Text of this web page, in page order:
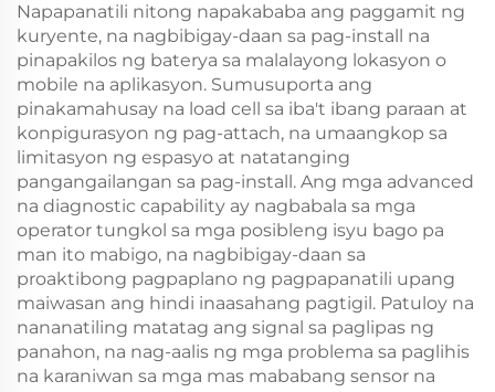
Napapanatili nitong napakababa ang paggamit ng
kuryente, na nagbibigay-daan sa pag-install na
pinapakilos ng baterya sa malalayong lokasyon o
mobile na aplikasyon. Sumusuporta ang
pinakamahusay na load cell sa iba't ibang paraan at
konpigurasyon ng pag-attach, na umaangkop sa
limitasyon ng espasyo at natatanging
pangangailangan sa pag-install. Ang mga advanced
na diagnostic capability ay nagbabala sa mga
operator tungkol sa mga posibleng isyu bago pa
man ito mabigo, na nagbibigay-daan sa
proaktibong pagpaplano ng pagpapanatili upang
maiwasan ang hindi inaasahang pagtigil. Patuloy na
nananatiling matatag ang signal sa paglipas ng
panahon, na nag-aalis ng mga problema sa paglihis
na karaniwan sa mga mas mababang sensor na